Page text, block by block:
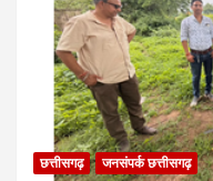
छत्तीसगढ़ जनसंपर्क छत्तीसगढ़